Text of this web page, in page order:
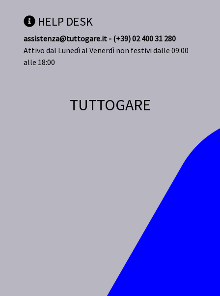
HELP DESK
assistenza@tuttogare.it - (+39) 02 400 31 280
Attivo dal Lunedì al Venerdì non festivi dalle 09:00
alle 18:00
TUTTOGARE